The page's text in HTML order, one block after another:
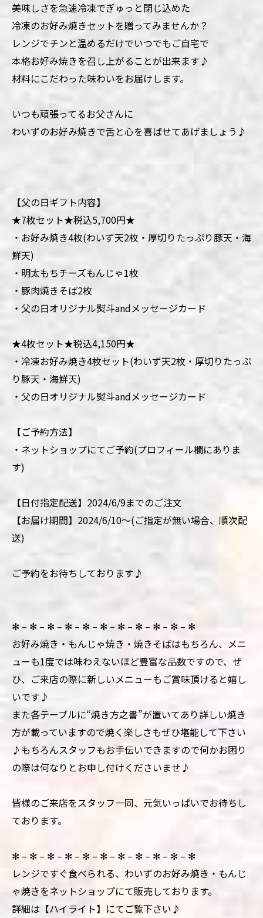
美味しさを急速冷凍でぎゅっと閉じ込めた
冷凍のお好み焼きセットを贈ってみませんか？
レンジでチンと温めるだけでいつでもご自宅で
本格お好み焼きを召し上がることが出来ます♪
材料にこだわった味わいをお届けします。
いつも頑張ってるお父さんに
わいずのお好み焼きで舌と心を喜ばせてあげましょう♪
【父の日ギフト内容】
★7枚セット★税込5,700円★
・お好み焼き4枚(わいず天2枚・厚切りたっぷり豚天・海
鮮天)
・明太もちチーズもんじゃ1枚
・豚肉焼きそば2枚
・父の日オリジナル熨斗andメッセージカード
★4枚セット★税込4,150円★
・冷凍お好み焼き4枚セット(わいず天2枚・厚切りたっぷ
り豚天・海鮮天)
・父の日オリジナル熨斗andメッセージカード
【ご予約方法】
・ネットショップにてご予約(プロフィール欄にありま
す)
【日付指定配送】2024/6/9までのご注文
【お届け期間】2024/6/10～(ご指定が無い場合、順次配
送)
ご予約をお待ちしております♪
✻ – ✻ – ✻ – ✻ – ✻ – ✻ – ✻ – ✻ – ✻ – ✻ – ✻
お好み焼き・もんじゃ焼き・焼きそばはもちろん、メニ
ューも1度では味わえないほど豊富な品数ですので、ぜ
ひ、ご来店の際に新しいメニューもご賞味頂けると嬉し
いです♪
また各テーブルに“焼き方之書”が置いてあり詳しい焼き
方が載っていますので焼く楽しさもぜひ堪能して下さい
♪もちろんスタッフもお手伝いできますので何かお困り
の際は何なりとお申し付けくださいませ♪
皆様のご来店をスタッフ一同、元気いっぱいでお待ちし
ております。
✻ – ✻ – ✻ – ✻ – ✻ – ✻ – ✻ – ✻ – ✻ – ✻ – ✻
レンジですぐ食べられる、わいずのお好み焼き・もんじ
ゃ焼きをネットショップにて販売しております。
詳細は【ハイライト】にてご覧下さい♪